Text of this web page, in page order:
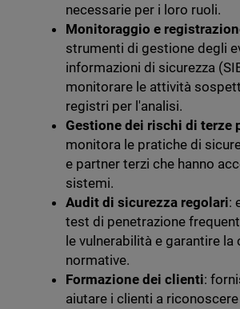
necessarie per i loro ruoli.
Monitoraggio e
strumenti di gestione degli
informazioni di sicurezza
monitorare le attività
registri per l'analisi.
Gestione dei rischi di terze
monitora le pratiche di
e partner terzi che hanno
sistemi.
Audit di sicurezza regolari:
test di penetrazione
le vulnerabilità e garantire
normative.
Formazione dei clienti:
aiutare i clienti a